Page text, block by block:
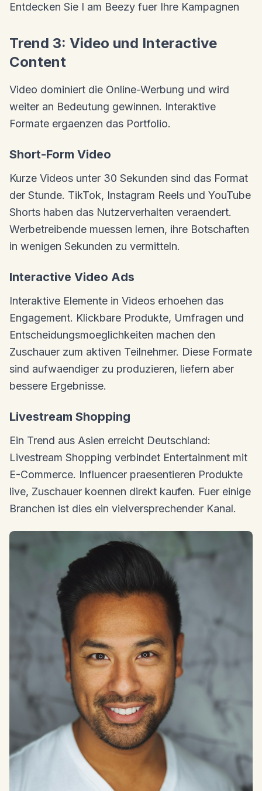
Entdecken Sie I am Beezy fuer Ihre Kampagnen
Trend 3: Video und Interactive
Content
Video dominiert die Online-Werbung und wird
weiter an Bedeutung gewinnen. Interaktive
Formate ergaenzen das Portfolio.
Short-Form Video
Kurze Videos unter 30 Sekunden sind das Format
der Stunde. TikTok, Instagram Reels und YouTube
Shorts haben das Nutzerverhalten veraendert.
Werbetreibende muessen lernen, ihre Botschaften
in wenigen Sekunden zu vermitteln.
Interactive Video Ads
Interaktive Elemente in Videos erhoehen das
Engagement. Klickbare Produkte, Umfragen und
Entscheidungsmoeglichkeiten machen den
Zuschauer zum aktiven Teilnehmer. Diese Formate
sind aufwaendiger zu produzieren, liefern aber
bessere Ergebnisse.
Livestream Shopping
Ein Trend aus Asien erreicht Deutschland:
Livestream Shopping verbindet Entertainment mit
E-Commerce. Influencer praesentieren Produkte
live, Zuschauer koennen direkt kaufen. Fuer einige
Branchen ist dies ein vielversprechender Kanal.